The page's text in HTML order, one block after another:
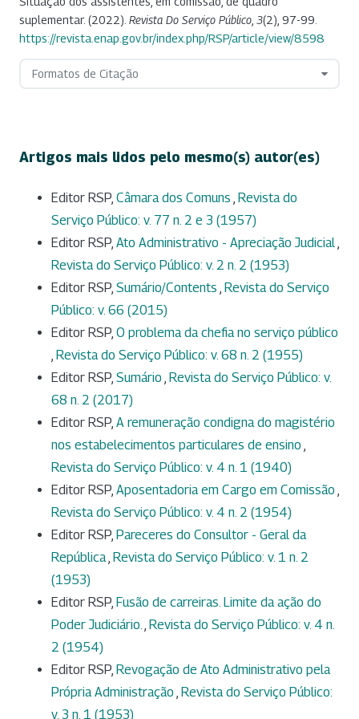
suplementar. (2022). Revista Do Serviço Público 3(2), 97-99.
https://revista.enap.gov.br/index.php/RSP/article/view/8598
Formatos de Citação
Artigos mais lidos pelo mesmo(s) autor(es)
Editor RSP, Câmara dos Comuns , Revista do
Serviço Público: v. 77 n. 2 e 3 (1957)
Editor RSP, Ato Administrativo - Apreciação Judicial,
Revista do Serviço Público: v. 2 n. 2 (1953)
Editor RSP, Sumário/Contents , Revista do Serviço
Público: v. 66 (2015)
Editor RSP, O problema da chefia no serviço público
, Revista do Serviço Público: v. 68 n. 2 (1955)
Editor RSP, Sumário , Revista do Serviço Público: v.
68 n. 2 (2017)
Editor RSP, A remuneração condigna do magistério
nos estabelecimentos particulares de ensino ,
Revista do Serviço Público: v. 4 n. 1 (1940)
Editor RSP, Aposentadoria em Cargo em Comissão ,
Revista do Serviço Público: v. 4 n. 2 (1954)
Editor RSP, Pareceres do Consultor - Geral da
República, Revista do Serviço Público: v. 1 n. 2
(1953)
Editor RSP, Fusão de carreiras. Limite da ação do
Poder Judiciário., Revista do Serviço Público: v. 4 n.
2 (1954)
Editor RSP, Revogação de Ato Administrativo pela
Própria Administração , Revista do Serviço Público:
v. 3 n. 1 (1953)